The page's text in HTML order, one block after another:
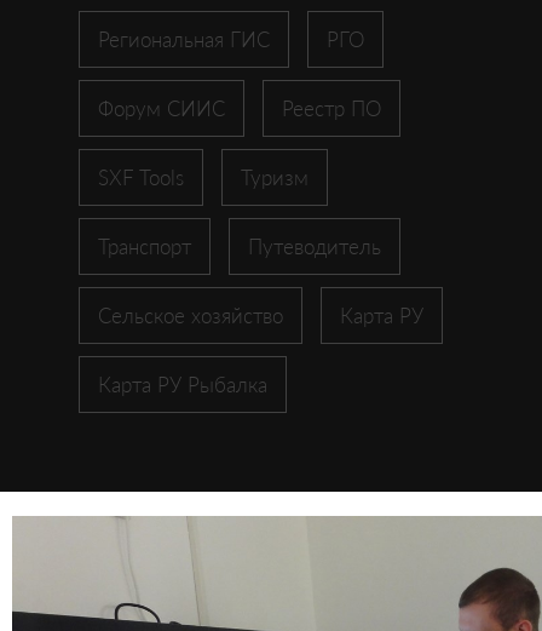
Региональная ГИС РГО
Форум СИИС Реестр ПО
SXF Tools Туризм
Транспорт Путеводитель
Сельское хозяйство Карта РУ
Карта РУ Рыбалка